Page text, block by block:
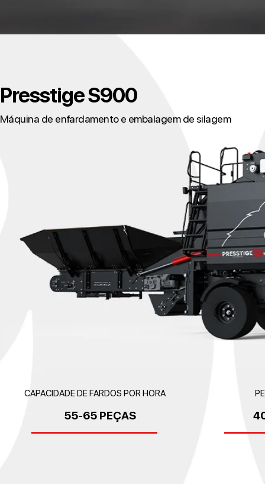
Presstige S900
Máquina de enfardamento e embalagem de silagem
55-65 PEÇAS
CAPACIDADE DE FARDOS POR HORA